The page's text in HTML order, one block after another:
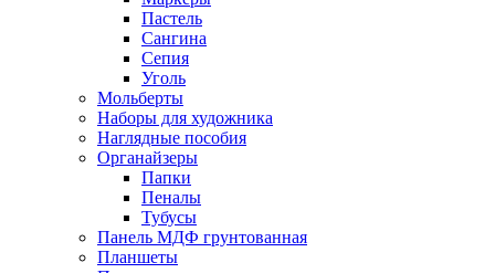
Пастель
Сангина
Сепия
Уголь
Мольберты
Наборы для художника
Наглядные пособия
Органайзеры
Папки
Пеналы
Тубусы
Панель МДФ грунтованная
Планшеты